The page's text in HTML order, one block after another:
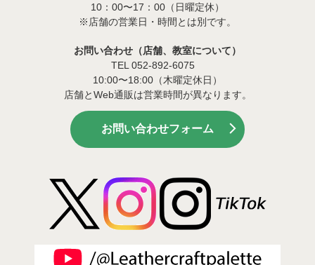
10：00〜17：00（日曜定休）
※店舗の営業日・時間とは別です。
お問い合わせ（店舗、教室について）
TEL 052-892-6075
10:00〜18:00（木曜定休日）
店舗とWeb通販は営業時間が異なります。
お問い合わせフォーム